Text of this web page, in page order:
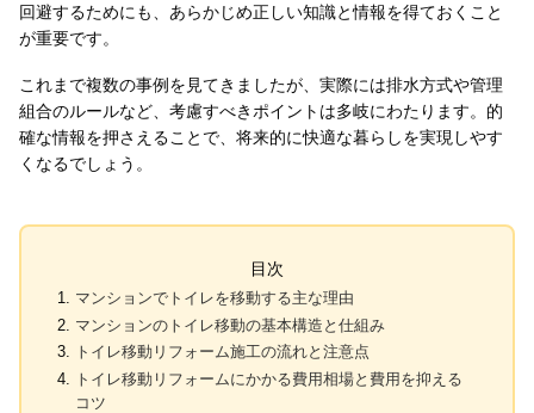
回避するためにも、あらかじめ正しい知識と情報を得ておくこと
が重要です。
これまで複数の事例を見てきましたが、実際には排水方式や管理
組合のルールなど、考慮すべきポイントは多岐にわたります。的
確な情報を押さえることで、将来的に快適な暮らしを実現しやす
くなるでしょう。
目次
マンションでトイレを移動する主な理由
マンションのトイレ移動の基本構造と仕組み
トイレ移動リフォーム施工の流れと注意点
トイレ移動リフォームにかかる費用相場と費用を抑える
コツ